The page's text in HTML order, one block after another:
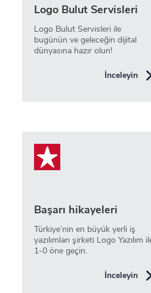
Logo Bulut Servisleri
Logo Bulut Servisleri ile
bugünün ve geleceğin dijital
dünyasına hazır olun!
İnceleyin
Başarı hikayeleri
Türkiye’nin en büyük yerli iş
yazılımları şirketi Logo Yazılım
1-0 öne geçin.
İnceleyin